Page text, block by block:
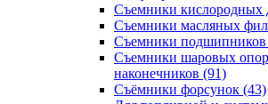
Съемники кислородных
Съемники масляных
Съемники подшипников
Съемники шаровых
наконечников (91)
Съёмники форсунок (43)